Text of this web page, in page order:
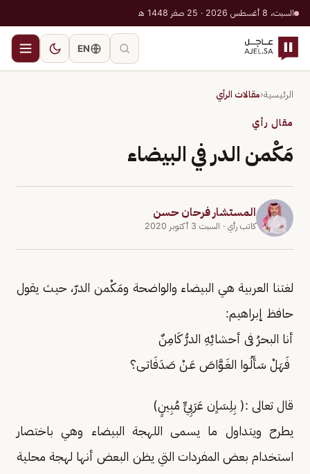
السبت، 8 أغسطس 2026 · 25 صفر 1448 هـ
EN
الرئيسية‹مقالات الرأي
مقال رأي
مَكْمن الدر في البيضاء
المستشار فرحان حسن
كاتب رأي · السبت 3 أكتوبر 2020
لغتنا العربية هي البيضاء والواضحة ومَكْمن الدرّ، حيث يقول
حافظ إبراهيم:
أنا البحرُ فى أحشائِهِ الدرُّ كَامِنٌ
فَهَلْ سَأَلُـوا الغَـوَّاصَ عَـنْ صَدَفَاتـى؟
قال تعالى :( بِلِسَاٍن عَرَبِيٍّ مُبِينٍ)
يطرح ويتداول ما يسمى اللهجة البيضاء وهي باختصار
استخدام بعض المفردات التي يظن البعض أنها لهجة محلية